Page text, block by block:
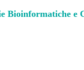
Bioinformatiche e